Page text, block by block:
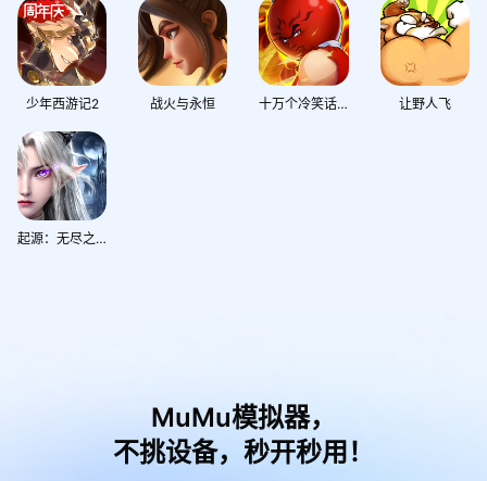
少年西游记2 战火与永恒 十万个冷笑话：2022 让野人飞
起源：无尽之地
MuMu模拟器，
不挑设备，秒开秒用！